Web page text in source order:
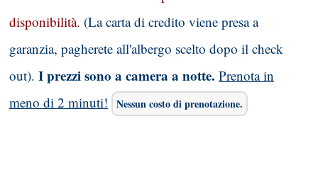
disponibilità. (La carta di credito viene presa a
garanzia, pagherete all'albergo scelto dopo il check
out). I prezzi sono a camera a notte. Prenota in
meno di 2 minuti!
Nessun costo di prenotazione.